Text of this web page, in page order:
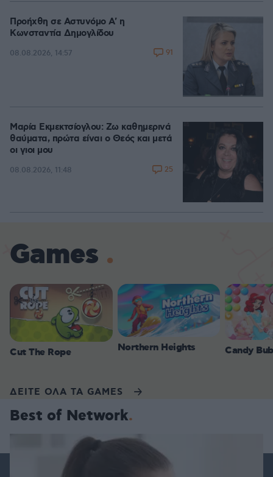
Προήχθη σε Αστυνόμο Α' η
Κωνσταντία Δημογλίδου
08.08.2026, 14:57 91
Μαρία Εκμεκτσίογλου: Ζω καθημερινά
θαύματα, πρώτα είναι ο Θεός και μετά
οι γιοι μου
08.08.2026, 11:48 25
Games
Cut The Rope Northern Heights Candy
ΔΕΙΤΕ ΟΛΑ ΤΑ GAMES
Best of Network